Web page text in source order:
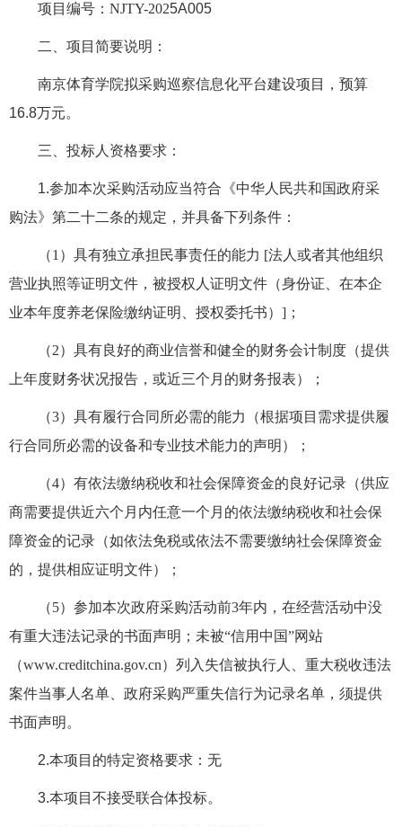
项目编号： NJTY-2025A005
二、项目简要说明：
南京体育学院拟采购巡察信息化平台建设项目
，预算
16.8万元。
三、投标人资格要求：
1.参加本次采购活动应当符合《中华人民共和国政府采
购法》第二十二条的规定，并具备下列条件：
（1）具有独立承担民事责任的能力 [法人或者其他组织
营业执照等证明文件，被授权人证明文件（身份证、在本企
业本年度养老保险缴纳证明、授权委托书）]；
（2）具有良好的商业信誉和健全的财务会计制度（提供
上年度财务状况报告，或近三个月的财务报表）；
（3）具有履行合同所必需的能力（根据项目需求提供履
行合同所必需的设备和专业技术能力的声明）；
（4）有依法缴纳税收和社会保障资金的良好记录（供应
商需要提供近六个月内任意一个月的依法缴纳税收和社会保
障资金的记录（如依法免税或依法不需要缴纳社会保障资金
的，提供相应证明文件）；
（5）参加本次政府采购活动前3年内，在经营活动中没
有重大违法记录的书面声明；未被“信用中国”网站
（www.creditchina.gov.cn）列入失信被执行人、重大税收违法
案件当事人名单、政府采购严重失信行为记录名单，须提供
书面声明。
2.本项目的特定资格要求： 无
3.本项目不接受联合体投标。